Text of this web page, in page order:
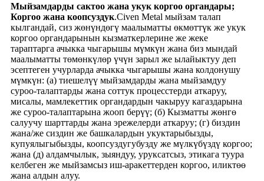
Мыйзамдарды сактоо жана укук коргоо органдары;
Коргоо жана коопсуздук.Civen Metal мыйзам талап
кылгандай, сиз жөнүндөгү маалыматты өкмөттүк же укук
коргоо органдарынын кызматкерлерине же жеке
тараптарга ачыкка чыгарышы мүмкүн жана биз мындай
маалыматты төмөнкүлөр үчүн зарыл же ылайыктуу деп
эсептеген учурларда ачыкка чыгарышы жана колдонушу
мүмкүн: (а) тиешелүү мыйзамдарды жана мыйзамдуу
суроо-талаптарды жана соттук процесстерди аткаруу,
мисалы, мамлекеттик органдардын чакыруу кагаздарына
же суроо-талаптарына жооп берүү; (б) Кызматты жөнгө
салуучу шарттарды жана эрежелерди аткаруу; (г) биздин
жана/же сиздин же башкалардын укуктарыбызды,
купуялыгыбызды, коопсуздугубузду же мүлкүбүздү коргоо;
жана (д) алдамчылык, зыяндуу, уруксатсыз, этикага туура
келбеген же мыйзамсыз иш-аракеттерден коргоо, иликтөө
жана алдын алуу.